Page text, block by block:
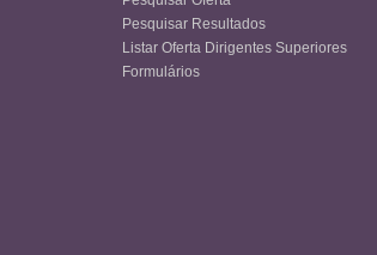
Pesquisar Resultados
Listar Oferta Dirigentes Superiores
Formulários